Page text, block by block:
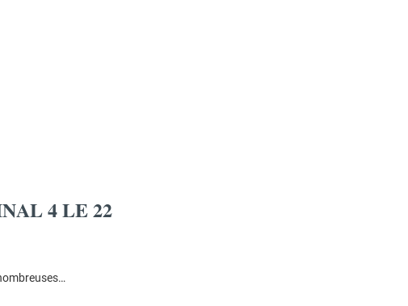
4 LE 22